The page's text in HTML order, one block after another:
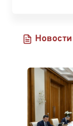
Новости